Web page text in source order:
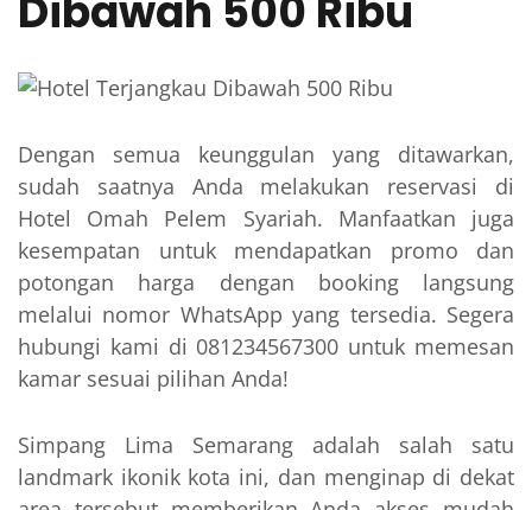
Dibawah 500 Ribu
Dengan semua keunggulan yang ditawarkan,
sudah saatnya Anda melakukan reservasi di
Hotel Omah Pelem Syariah. Manfaatkan juga
kesempatan untuk mendapatkan promo dan
potongan harga dengan booking langsung
melalui nomor WhatsApp yang tersedia. Segera
hubungi kami di 081234567300 untuk memesan
kamar sesuai pilihan Anda!
Simpang Lima Semarang adalah salah satu
landmark ikonik kota ini, dan menginap di dekat